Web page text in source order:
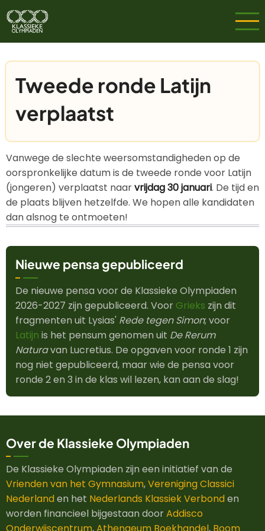
Overslaan
en
naar
inhoud
gaanTweede ronde Latijn
verplaatst
Vanwege de slechte weersomstandigheden op de
oorspronkelijke datum is de tweede ronde voor Latijn
(jongeren) verplaatst naarvrijdag 30 januari. De tijd en
de plaats blijven hetzelfde. We hopen alle kandidaten
dan alsnog te ontmoeten!
Nieuwe pensa gepubliceerd
De nieuwe pensa voor de Klassieke Olympiaden
2026-2027 zijn gepubliceerd. Voor Grieks zijn dit
fragmenten uit Lysias' Rede tegen Simon; voor
Latijn is het pensum genomen uit De Rerum
Naturavan Lucretius. De opgaven voor ronde 1 zijn
nog niet gepubliceerd, maar wie de pensa voor
ronde 2 en 3 in de klas wil lezen, kan aan de slag!
Over de Klassieke Olympiaden
De Klassieke Olympiaden zijn een initiatief van de
Vrienden van het Gymnasium,Vereniging Classici
Nederlanden het Nederlands Klassiek Verbonden
worden financieel bijgestaan doorAddisco